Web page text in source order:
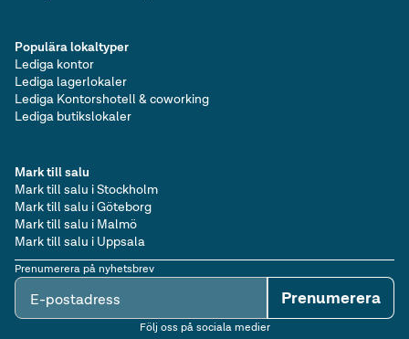
Populära lokaltyper
Lediga kontor
Lediga lagerlokaler
Lediga Kontorshotell & coworking
Lediga butikslokaler
Mark till salu
Mark till salu i Stockholm
Mark till salu i Göteborg
Mark till salu i Malmö
Mark till salu i Uppsala
Prenumerera på nyhetsbrev
E-postadress Prenumerera
Följ oss på sociala medier